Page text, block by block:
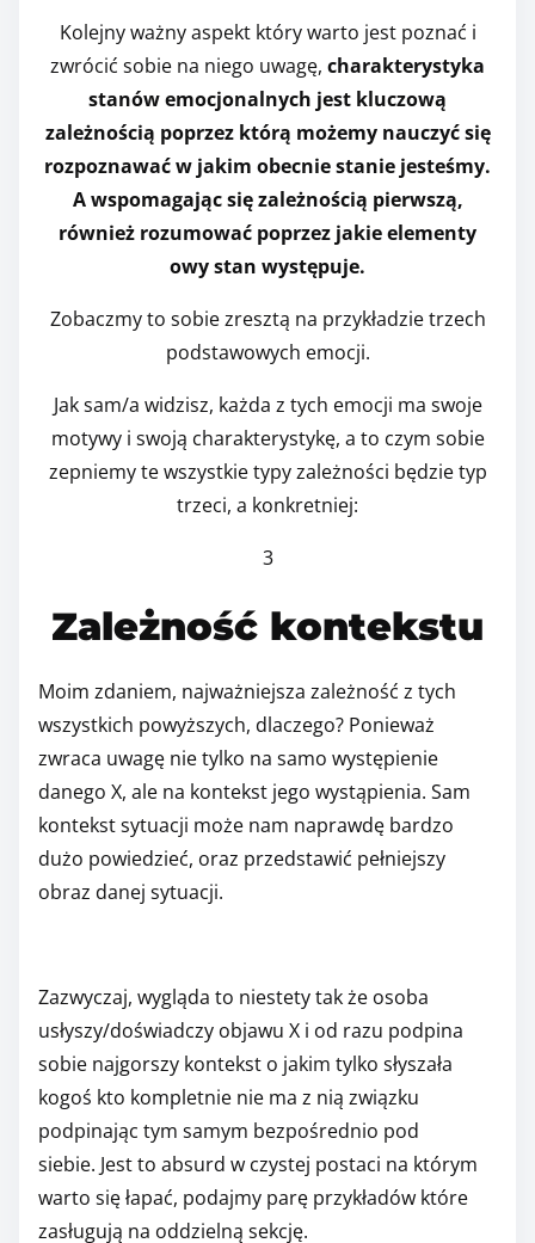
Kolejny ważny aspekt który warto jest poznać i
zwrócić sobie na niego uwagę, charakterystyka
stanów emocjonalnych jest kluczową
zależnością poprzez którą możemy nauczyć się
rozpoznawać w jakim obecnie stanie jesteśmy.
A wspomagając się zależnością pierwszą,
również rozumować poprzez jakie elementy
owy stan występuje.
Zobaczmy to sobie zresztą na przykładzie trzech
podstawowych emocji.
Jak sam/a widzisz, każda z tych emocji ma swoje
motywy i swoją charakterystykę, a to czym sobie
zepniemy te wszystkie typy zależności będzie typ
trzeci, a konkretniej:
3
Zależność kontekstu
Moim zdaniem, najważniejsza zależność z tych
wszystkich powyższych, dlaczego? Ponieważ
zwraca uwagę nie tylko na samo występienie
danego X, ale na kontekst jego wystąpienia. Sam
kontekst sytuacji może nam naprawdę bardzo
dużo powiedzieć, oraz przedstawić pełniejszy
obraz danej sytuacji.
Zazwyczaj, wygląda to niestety tak że osoba
usłyszy/doświadczy objawu X i od razu podpina
sobie najgorszy kontekst o jakim tylko słyszała
kogoś kto kompletnie nie ma z nią związku
podpinając tym samym bezpośrednio pod
siebie. Jest to absurd w czystej postaci na którym
warto się łapać, podajmy parę przykładów które
zasługują na oddzielną sekcję.